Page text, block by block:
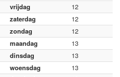
vrijdag
12
zaterdag
12
zondag
12
maandag
13
dinsdag
13
woensdag
13